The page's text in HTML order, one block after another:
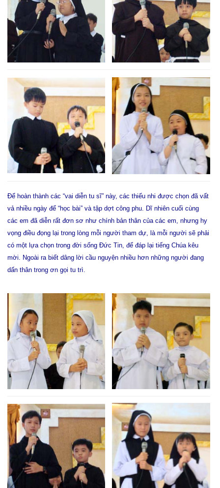
Để hoàn thành các “vai diễn tu sĩ” này, các thiếu nhi được chọn đã vất
vả nhiều ngày để “học bài” và tập dợt công phu. Dĩ nhiên cuối cùng
các em đã diễn rất đơn sơ như chính bản thân của các em, nhưng hy
vọng điều đọng lại trong lòng mỗi người tham dự, là mỗi người sẽ phải
có một lựa chọn trong đời sống Đức Tin, để đáp lại tiếng Chúa kêu
mời. Ngoài ra biết dâng lời cầu nguyện nhiều hơn những người đang
dấn thân trong ơn gọi tu trì.